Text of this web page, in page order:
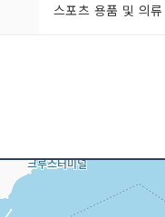
스포츠 용품 및 의류